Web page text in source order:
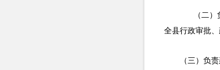
（二）负
全县行政审批
（三）负